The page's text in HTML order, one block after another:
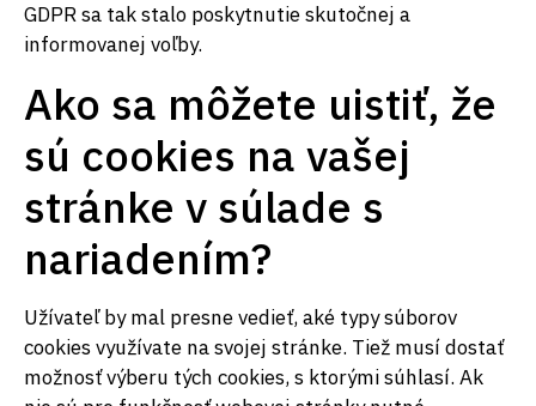
GDPR sa tak stalo poskytnutie skutočnej a
informovanej voľby.
Ako sa môžete uistiť, že
sú cookies na vašej
stránke v súlade s
nariadením?
Užívateľ by mal presne vedieť, aké typy súborov
cookies využívate na svojej stránke. Tiež musí dostať
možnosť výberu tých cookies, s ktorými súhlasí. Ak